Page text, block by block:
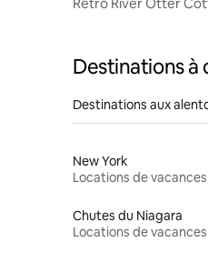
Destinations à
Destinations aux
New York
Locations de vacances
Chutes du Niagara
Locations de vacances